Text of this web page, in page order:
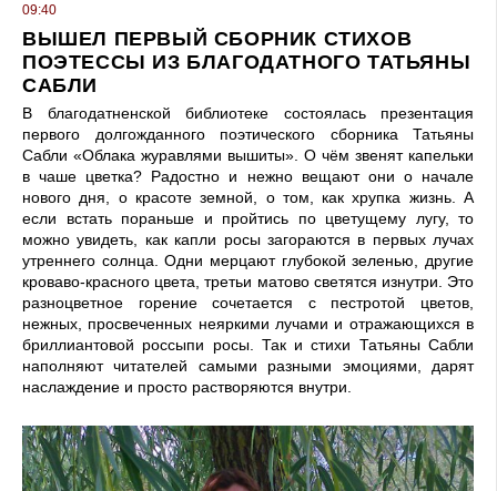
09:40
ВЫШЕЛ ПЕРВЫЙ СБОРНИК СТИХОВ
ПОЭТЕССЫ ИЗ БЛАГОДАТНОГО ТАТЬЯНЫ
САБЛИ
В благодатненской библиотеке состоялась презентация
первого долгожданного поэтического сборника Татьяны
Сабли «Облака журавлями вышиты». О чём звенят капельки
в чаше цветка? Радостно и нежно вещают они о начале
нового дня, о красоте земной, о том, как хрупка жизнь. А
если встать пораньше и пройтись по цветущему лугу, то
можно увидеть, как капли росы загораются в первых лучах
утреннего солнца. Одни мерцают глубокой зеленью, другие
кроваво-красного цвета, третьи матово светятся изнутри. Это
разноцветное горение сочетается с пестротой цветов,
нежных, просвеченных неяркими лучами и отражающихся в
бриллиантовой россыпи росы. Так и стихи Татьяны Сабли
наполняют читателей самыми разными эмоциями, дарят
наслаждение и просто растворяются внутри.